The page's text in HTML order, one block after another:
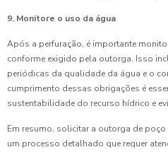
9. Monitore o uso da água
Após a perfuração, é importante
conforme exigido pela outorga. Isso
periódicas da qualidade da água e o
cumprimento dessas obrigações é
sustentabilidade do recurso hídrico e
Em resumo, solicitar a outorga de
um processo detalhado que requer